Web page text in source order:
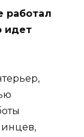
работал
идет